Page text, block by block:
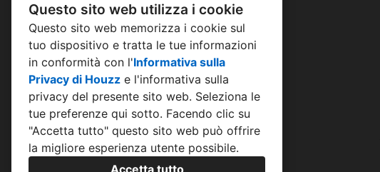
Questo sito web utilizza i cookie
Questo sito web memorizza i cookie sul
tuo dispositivo e tratta le tue informazioni
in conformità con l'Informativa sulla
Privacy di Houzz e l'informativa sulla
privacy del presente sito web. Seleziona le
tue preferenze qui sotto. Facendo clic su
"Accetta tutto" questo sito web può offrire
la migliore esperienza utente possibile.
Accetta tutto